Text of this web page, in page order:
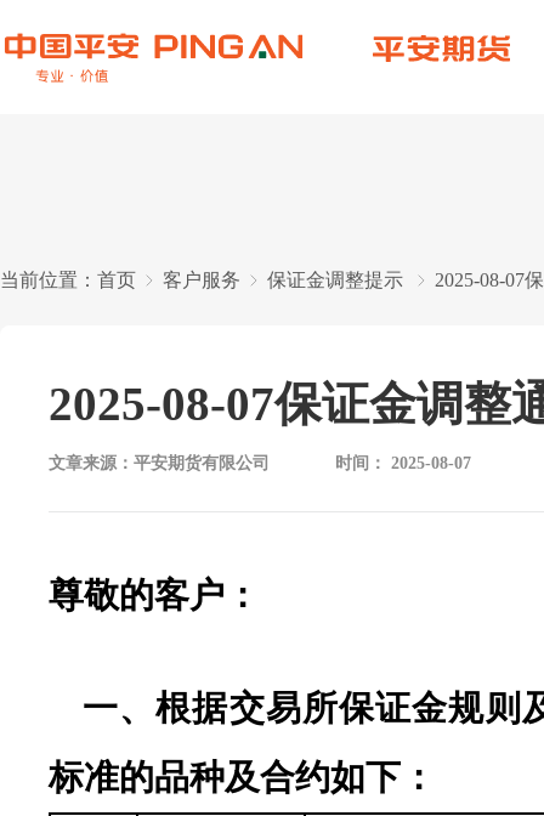
当前位置： 首页 客户服务 保证金调整提示 2025-08-07
2025-08-07保证金调整
文章来源： 平安期货有限公司 时间： 2025-08-07
尊敬的客户：
一、根据交易所保证金规则
标准的品种及合约如下：